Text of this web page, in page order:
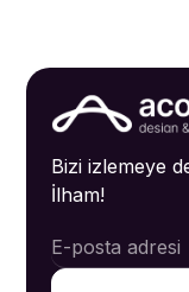
Bizi izlemeye
İlham!